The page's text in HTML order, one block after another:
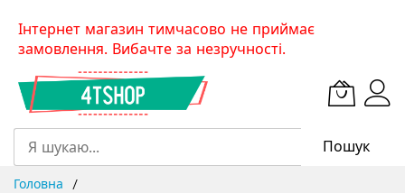
SkipІнтернет магазин тимчасово не приймає
замовлення. Вибачте за незручності.
Пошук
Головна